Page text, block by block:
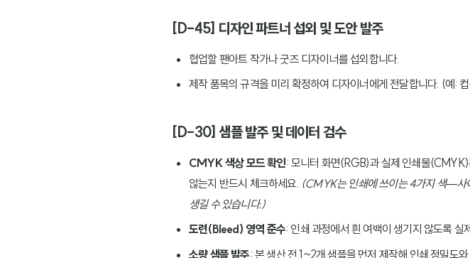
[D-45] 디자인 파트너 섭외 및 도안 발주
협업할 팬아트 작가나 굿즈 디자이너를 섭외합니다.
제작 품목의 규격을 미리 확정하여 디자이너에게 전달합니다. (예:
[D-30] 샘플 발주 및 데이터 검수
CMYK 색상 모드 확인: 모니터 화면(RGB)과 실제 인쇄물
않는지 반드시 체크하세요. (CMYK는 인쇄에 쓰이는 4가지 색—사
생길 수 있습니다.)
도련(Bleed) 영역 준수: 인쇄 과정에서 흰 여백이 생기지 않도록
소량 샘플 발주: 본 생산 전 1~2개 샘플을 먼저 제작해 인쇄 정밀도